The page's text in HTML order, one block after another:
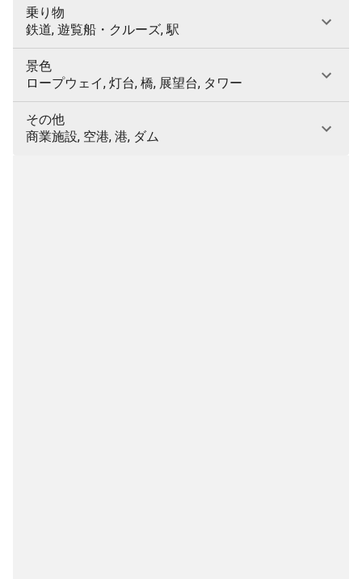
乗り物
鉄道, 遊覧船・クルーズ, 駅
景色
ロープウェイ, 灯台, 橋, 展望台, タワー
その他
商業施設, 空港, 港, ダム